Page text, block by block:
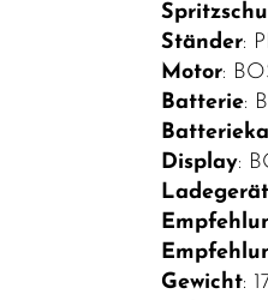
Ständer:
Motor:
Batterie:
Display:
Ladegerät
Gewicht: